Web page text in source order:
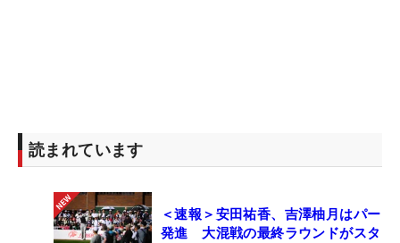
読まれています
＜速報＞安田祐香、吉澤柚月はパー
発進 大混戦の最終ラウンドがスタ